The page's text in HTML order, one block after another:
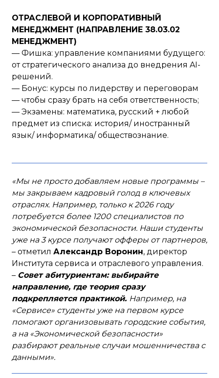
ОТРАСЛЕВОЙ И КОРПОРАТИВНЫЙ
МЕНЕДЖМЕНТ (НАПРАВЛЕНИЕ 38.03.02
МЕНЕДЖМЕНТ)
— Фишка: управление компаниями будущего:
от стратегического анализа до внедрения AI-
решений.
— Бонус: курсы по лидерству и переговорам
— чтобы сразу брать на себя ответственность;
— Экзамены: математика, русский + любой
предмет из списка: история/ иностранный
язык/ информатика/ обществознание.
«Мы не просто добавляем новые программы –
мы закрываем кадровый голод в ключевых
отраслях. Например, только к 2026 году
потребуется более 1200 специалистов по
экономической безопасности. Наши студенты
уже на 3 курсе получают офферы от партнеров,
– отметил Александр Воронин, директор
Института сервиса и отраслевого управления.
– Совет абитуриентам: выбирайте
направление, где теория сразу
подкрепляется практикой. Например, на
«Сервисе» студенты уже на первом курсе
помогают организовывать городские события,
а на «Экономической безопасности»
разбирают реальные случаи мошенничества с
данными».